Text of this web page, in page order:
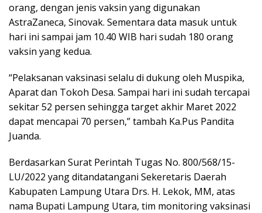
orang, dengan jenis vaksin yang digunakan
AstraZaneca, Sinovak. Sementara data masuk untuk
hari ini sampai jam 10.40 WIB hari sudah 180 orang
vaksin yang kedua.
“Pelaksanan vaksinasi selalu di dukung oleh Muspika,
Aparat dan Tokoh Desa. Sampai hari ini sudah tercapai
sekitar 52 persen sehingga target akhir Maret 2022
dapat mencapai 70 persen,” tambah Ka.Pus Pandita
Juanda.
Berdasarkan Surat Perintah Tugas No. 800/568/15-
LU/2022 yang ditandatangani Sekeretaris Daerah
Kabupaten Lampung Utara Drs. H. Lekok, MM, atas
nama Bupati Lampung Utara, tim monitoring vaksinasi